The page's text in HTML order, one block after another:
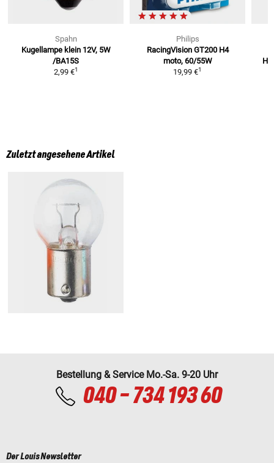
Spahn
Kugellampe klein 12V, 5W
/BA15S
2,99 €1
Philips
RacingVision GT200 H4
moto, 60/55W
19,99 €1
Zuletzt angesehene Artikel
Bestellung & Service Mo.-Sa. 9-20 Uhr
040 - 734 193 60
Der Louis Newsletter